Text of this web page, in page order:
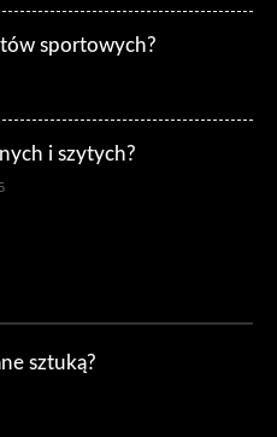
sportowych?
i szytych?
sztuką?